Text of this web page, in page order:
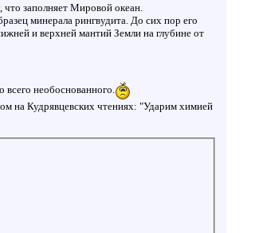
заполняет Мировой океан.
минерала рингвудита. До сих пор его
и верхней мантий Земли на глубине от
всего необоснованного.
на Кудрявцевских чтениях: "Ударим химией